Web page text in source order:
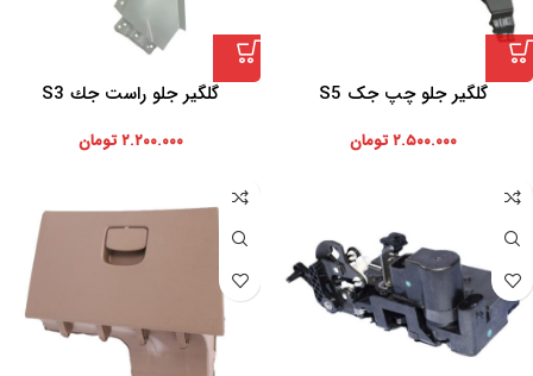
گلگیر جلو چپ جک S5
۲.۵۰۰.۰۰۰ تومان
گلگير جلو راست جك S3
۲.۲۰۰.۰۰۰ تومان